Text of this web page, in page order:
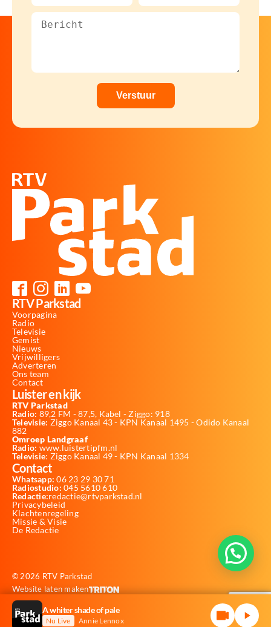
RTV Parkstad
Voorpagina
Radio
Televisie
Gemist
Nieuws
Vrijwilligers
Adverteren
Ons team
Contact
Luister en kijk
RTV Parkstad
Radio: 89,2 FM - 87,5, Kabel - Ziggo: 918
Televisie: Ziggo Kanaal 43 - KPN Kanaal 1495 - Odido Kanaal
882
Omroep Landgraaf
Radio: www.luistertipfm.nl
Televisie: Ziggo Kanaal 49 - KPN Kanaal 1334
Contact
Whatsapp: 06 23 29 30 71
Radiostudio: 045 5610 610
Redactie:redactie@rtvparkstad.nl
Privacybeleid
Klachtenregeling
Missie & Visie
De Redactie
© 2026 RTV Parkstad
Website laten maken
A whiter shade of pale
Nu Live Annie Lennox